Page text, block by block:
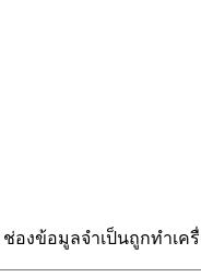
ช่องข้อมูลจำเป็นถูกทำเค